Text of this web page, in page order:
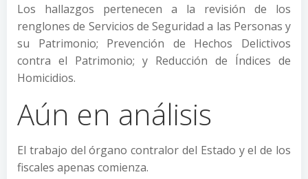
Los hallazgos pertenecen a la revisión de los
renglones de Servicios de Seguridad a las Personas y
su Patrimonio; Prevención de Hechos Delictivos
contra el Patrimonio; y Reducción de Índices de
Homicidios.
Aún en análisis
El trabajo del órgano contralor del Estado y el de los
fiscales apenas comienza.